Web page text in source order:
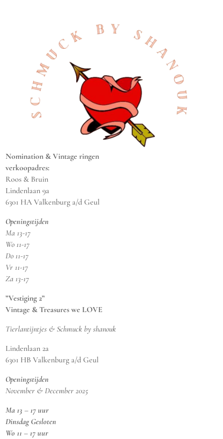
Nomination & Vintage ringen
verkoopadres:
Roos & Bruin
Lindenlaan 9a
6301 HA Valkenburg a/d Geul
Openingstijden
Ma 13-17
Wo 11-17
Do 11-17
Vr 11-17
Za 13-17
”Vestiging 2”
Vintage & Treasures we LOVE
Tierlantijntjes & Schmuck by shanouk
Lindenlaan 2a
6301 HB Valkenburg a/d Geul
Openingstijden
November & December 2025
Ma 13 – 17 uur
Dinsdag Gesloten
Wo 11 – 17 uur